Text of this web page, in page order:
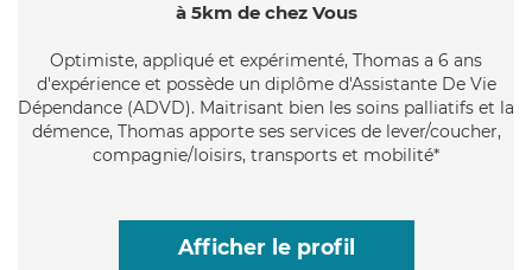
à 5km de chez Vous
Optimiste, appliqué et expérimenté, Thomas a 6 ans
d'expérience et possède un diplôme d'Assistante De Vie
Dépendance (ADVD). Maitrisant bien les soins palliatifs et la
démence, Thomas apporte ses services de lever/coucher,
compagnie/loisirs, transports et mobilité*
Afficher le profil